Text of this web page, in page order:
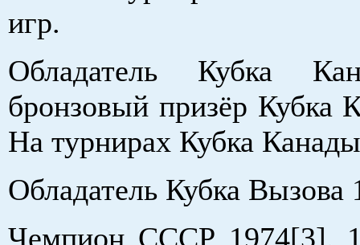
игр.
Обладатель Кубка
бронзовый призёр Кубка
На турнирах Кубка
Обладатель Кубка Вызова
Чемпион СССР 1974[3],